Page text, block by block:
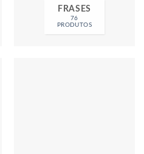
FRASES
76
PRODUTOS